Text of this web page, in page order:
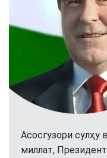
Асосгузори
миллат,